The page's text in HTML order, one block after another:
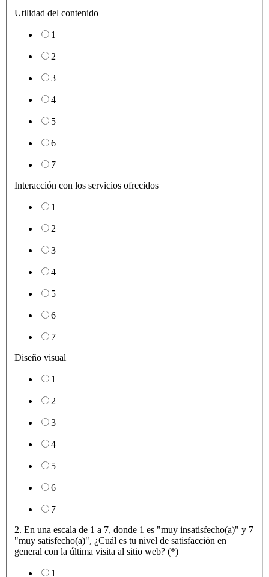
Utilidad del contenido
1
2
3
4
5
6
7
Interacción con los servicios ofrecidos
1
2
3
4
5
6
7
Diseño visual
1
2
3
4
5
6
7
2. En una escala de 1 a 7, donde 1 es "muy insatisfecho(a)" y 7
"muy satisfecho(a)", ¿Cuál es tu nivel de satisfacción en
general con la última visita al sitio web? (*)
1